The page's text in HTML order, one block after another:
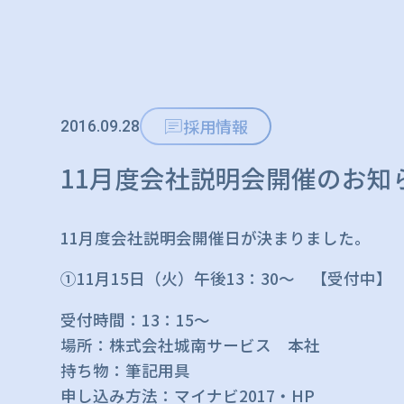
2016.09.28 採用情報
11月度会社説明会開催のお知
11月度会社説明会開催日が決まりました。
①11月15日（火）午後13：30～ 【受付中】
受付時間：13：15～
場所：株式会社城南サービス 本社
持ち物：筆記用具
申し込み方法：マイナビ2017・HP